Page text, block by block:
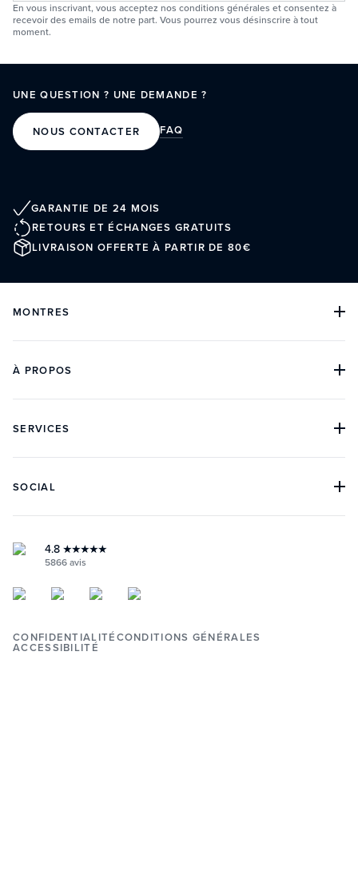
En vous inscrivant, vous acceptez nos conditions générales et consentez à
recevoir des emails de notre part. Vous pourrez vous désinscrire à tout
moment.
UNE QUESTION ? UNE DEMANDE ?
NOUS CONTACTER FAQ
GARANTIE DE 24 MOIS
RETOURS ET ÉCHANGES GRATUITS
LIVRAISON OFFERTE À PARTIR DE 80€
MONTRES
TOUTES LES COLLECTIONS
MONTRES DE PLONGÉE
MONTRES CLASSIQUES
À PROPOS
NOTRE HISTOIRE
BOUTIQUES
AVIS CLIENTS
SERVICES
CONTACT
SUIVI DE COMMANDE
PRENDRE RENDEZ-VOUS
RETOURS ET GARANTIE
SOCIAL
INSTAGRAM
FACEBOOK
PINTEREST
4.8 ★★★★★
5866avis
CONFIDENTIALITÉCONDITIONS GÉNÉRALES
ACCESSIBILITÉ